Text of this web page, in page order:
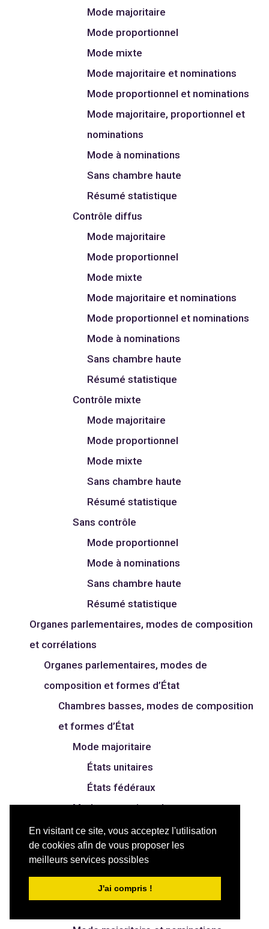
En visitant ce site, vous acceptez l'utilisation
de cookies afin de vous proposer les
meilleurs services possibles
J'ai compris !
Mode majoritaire
Mode proportionnel
Mode mixte
Mode majoritaire et nominations
Mode proportionnel et nominations
Mode majoritaire, proportionnel et
nominations
Mode à nominations
Sans chambre haute
Résumé statistique
Contrôle diffus
Mode majoritaire
Mode proportionnel
Mode mixte
Mode majoritaire et nominations
Mode proportionnel et nominations
Mode à nominations
Sans chambre haute
Résumé statistique
Contrôle mixte
Mode majoritaire
Mode proportionnel
Mode mixte
Sans chambre haute
Résumé statistique
Sans contrôle
Mode proportionnel
Mode à nominations
Sans chambre haute
Résumé statistique
Organes parlementaires, modes de composition
et corrélations
Organes parlementaires, modes de
composition et formes d’État
Chambres basses, modes de composition
et formes d’État
Mode majoritaire
États unitaires
États fédéraux
Mode proportionnel
États unitaires
États fédéraux
Mode mixte
États unitaires